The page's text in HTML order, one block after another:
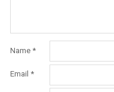
Name *
Email *